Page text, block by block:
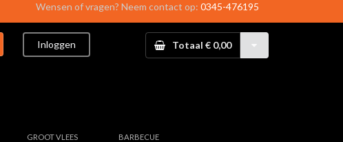
Wensen of vragen? Neem contact op: 0345-476195
Inloggen Totaal € 0,00
GROOT VLEES BARBECUE